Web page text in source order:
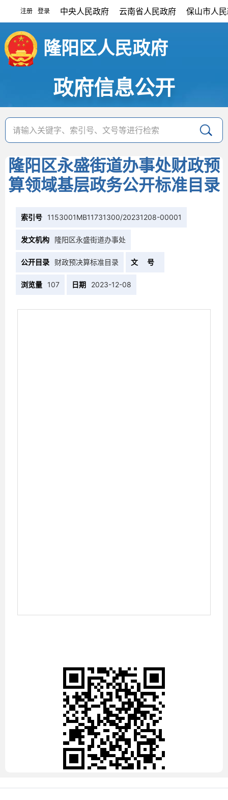
注册 登录 中央人民政府 云南省人民政府 保山市人
隆阳区人民政府
政府信息公开
隆阳区永盛街道办事处财政预
算领域基层政务公开标准目录
索引号 1153001MB11731300/20231208-00001
发文机构 隆阳区永盛街道办事处
公开目录 财政预决算标准目录 文 号
浏览量 107 日期 2023-12-08